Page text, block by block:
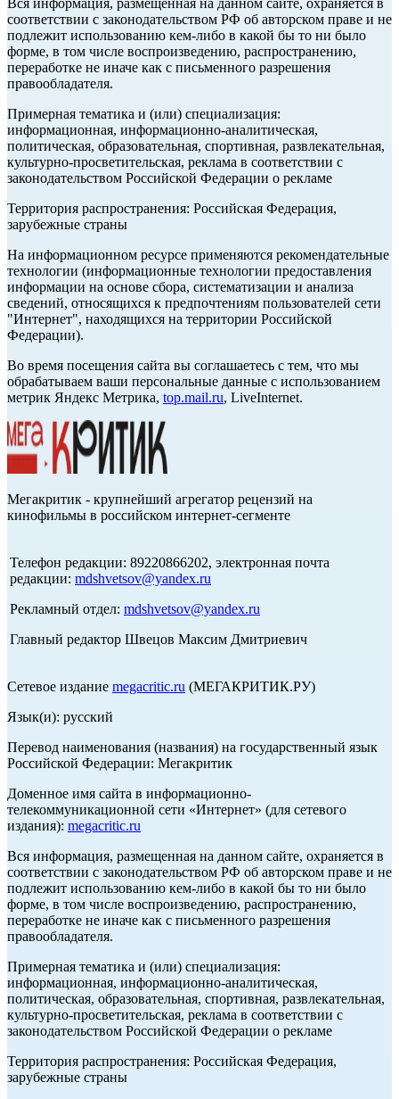
Вся информация, размещенная на данном сайте, охраняется в
соответствии с законодательством РФ об авторском праве и не
подлежит использованию кем-либо в какой бы то ни было
форме, в том числе воспроизведению, распространению,
переработке не иначе как с письменного разрешения
правообладателя.
Примерная тематика и (или) специализация:
информационная, информационно-аналитическая,
политическая, образовательная, спортивная, развлекательная,
культурно-просветительская, реклама в соответствии с
законодательством Российской Федерации о рекламе
Территория распространения: Российская Федерация,
зарубежные страны
На информационном ресурсе применяются рекомендательные
технологии (информационные технологии предоставления
информации на основе сбора, систематизации и анализа
сведений, относящихся к предпочтениям пользователей сети
"Интернет", находящихся на территории Российской
Федерации).
Во время посещения сайта вы соглашаетесь с тем, что мы
обрабатываем ваши персональные данные с использованием
метрик Яндекс Метрика, top.mail.ru, LiveInternet.
Мегакритик - крупнейший агрегатор рецензий на
кинофильмы в российском интернет-сегменте
Телефон редакции: 89220866202, электронная почта
редакции: mdshvetsov@yandex.ru
Рекламный отдел: mdshvetsov@yandex.ru
Главный редактор Швецов Максим Дмитриевич
Сетевое издание megacritic.ru (МЕГАКРИТИК.РУ)
Язык(и): русский
Перевод наименования (названия) на государственный язык
Российской Федерации: Мегакритик
Доменное имя сайта в информационно-
телекоммуникационной сети «Интернет» (для сетевого
издания): megacritic.ru
Вся информация, размещенная на данном сайте, охраняется в
соответствии с законодательством РФ об авторском праве и не
подлежит использованию кем-либо в какой бы то ни было
форме, в том числе воспроизведению, распространению,
переработке не иначе как с письменного разрешения
правообладателя.
Примерная тематика и (или) специализация:
информационная, информационно-аналитическая,
политическая, образовательная, спортивная, развлекательная,
культурно-просветительская, реклама в соответствии с
законодательством Российской Федерации о рекламе
Территория распространения: Российская Федерация,
зарубежные страны